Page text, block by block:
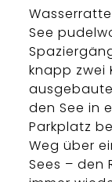
See
knapp zwei
den See in
Parkplatz
Weg über
Sees – den